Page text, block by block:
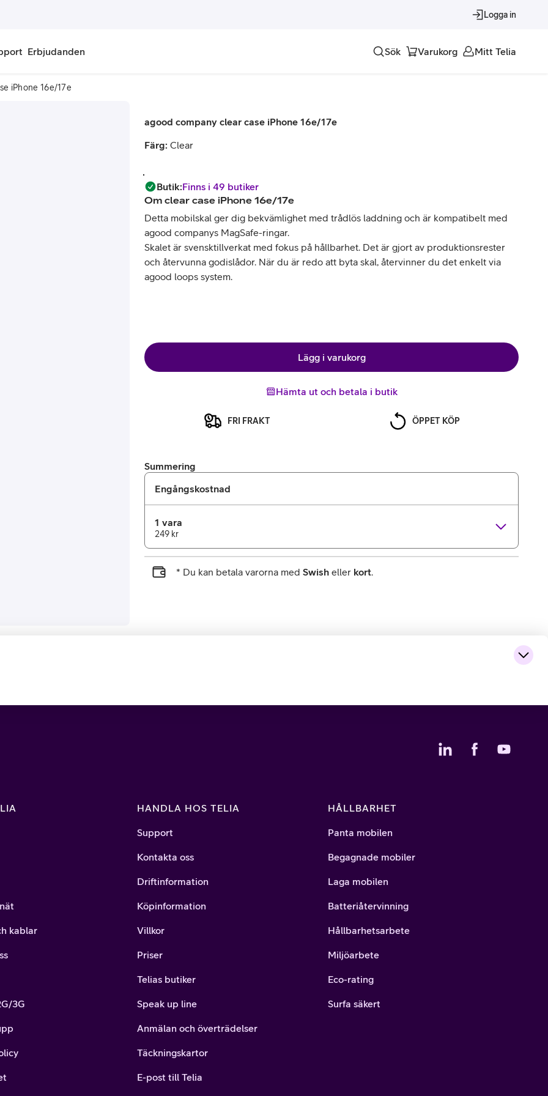
Logga in
Köp kontantkort
Laddningscheck
Registrera kontantkort Roaming – samtal och surf i utlandet
Erbjudanden Sök Varukorg Mitt Telia
iPhone 16e/17e
agood company clear case iPhone 16e/17e
Färg: Clear
Butik:Finns i 49 butiker
Om clear case iPhone 16e/17e
Detta mobilskal ger dig bekvämlighet med trådlös laddning och är kompatibelt med
agood companys MagSafe-ringar.
Skalet är svensktillverkat med fokus på hållbarhet. Det är gjort av produktionsrester
och återvunna godislådor. När du är redo att byta skal, återvinner du det enkelt via
agood loops system.
Lägg i varukorg
Hämta ut och betala i butik
FRI FRAKT ÖPPET KÖP
Summering
Engångskostnad
1 vara
249 kr
* Du kan betala varorna med Swish eller kort.
kablar
3G
HANDLA HOS TELIA
Support
Kontakta oss
Driftinformation
Köpinformation
Villkor
Priser
Telias butiker
Speak up line
Anmälan och överträdelser
Täckningskartor
E-post till Telia
HÅLLBARHET
Panta mobilen
Begagnade mobiler
Laga mobilen
Batteriåtervinning
Hållbarhetsarbete
Miljöarbete
Eco-rating
Surfa säkert